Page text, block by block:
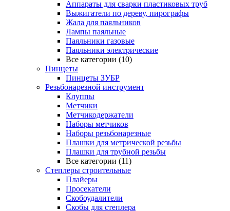
Аппараты для сварки пластиковых труб
Выжигатели по дереву, пирографы
Жала для паяльников
Лампы паяльные
Паяльники газовые
Паяльники электрические
Все категории (10)
Пинцеты
Пинцеты ЗУБР
Резьбонарезной инструмент
Клуппы
Метчики
Метчикодержатели
Наборы метчиков
Наборы резьбонарезные
Плашки для метрической резьбы
Плашки для трубной резьбы
Все категории (11)
Степлеры строительные
Плайеры
Просекатели
Скобоудалители
Скобы для степлера